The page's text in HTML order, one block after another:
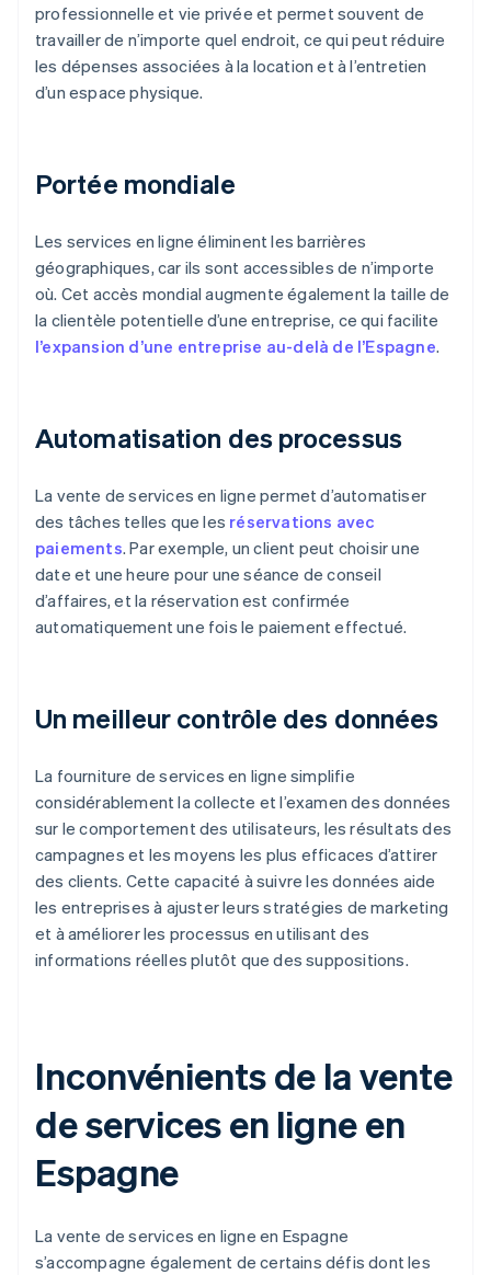
professionnelle et vie privée et permet souvent de
travailler de n’importe quel endroit, ce qui peut réduire
les dépenses associées à la location et à l’entretien
d’un espace physique.
Portée mondiale
Les services en ligne éliminent les barrières
géographiques, car ils sont accessibles de n’importe
où. Cet accès mondial augmente également la taille de
la clientèle potentielle d’une entreprise, ce qui facilite
l’expansion d’une entreprise au-delà de l’Espagne.
Automatisation des processus
La vente de services en ligne permet d’automatiser
des tâches telles que les réservations avec
paiements. Par exemple, un client peut choisir une
date et une heure pour une séance de conseil
d’affaires, et la réservation est confirmée
automatiquement une fois le paiement effectué.
Un meilleur contrôle des données
La fourniture de services en ligne simplifie
considérablement la collecte et l’examen des données
sur le comportement des utilisateurs, les résultats des
campagnes et les moyens les plus efficaces d’attirer
des clients. Cette capacité à suivre les données aide
les entreprises à ajuster leurs stratégies de marketing
et à améliorer les processus en utilisant des
informations réelles plutôt que des suppositions.
Inconvénients de la vente
de services en ligne en
Espagne
La vente de services en ligne en Espagne
s’accompagne également de certains défis dont les